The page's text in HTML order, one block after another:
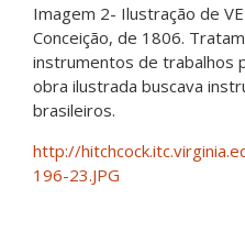
Imagem 2- Ilustração de
Conceição, de 1806.
instrumentos de trabalhos
obra ilustrada buscava
brasileiros.
http://
196-23.JPG